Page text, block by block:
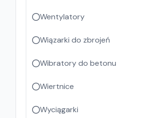
Wentylatory
Wiązarki do zbrojeń
Wibratory do betonu
Wiertnice
Wyciągarki